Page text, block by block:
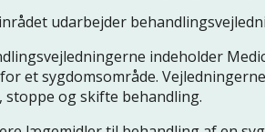
udarbejder
indeholder
et sygdomsområde.
stoppe og skifte behandling.